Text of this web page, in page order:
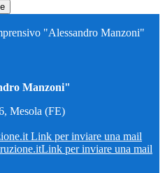
"Alessandro Manzoni"
Manzoni"
Mesola (FE)
Link per inviare una mail
Link per inviare una mail